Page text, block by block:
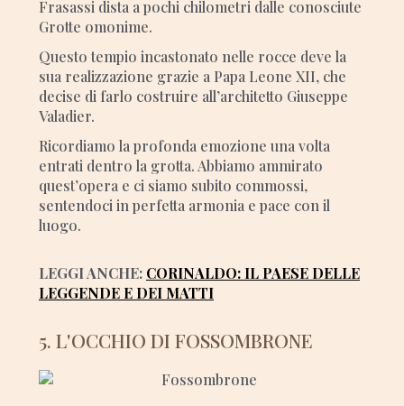
Frasassi dista a pochi chilometri dalle conosciute
Grotte omonime.
Questo tempio incastonato nelle rocce deve la
sua realizzazione grazie a Papa Leone XII, che
decise di farlo costruire all’architetto Giuseppe
Valadier.
Ricordiamo la profonda emozione una volta
entrati dentro la grotta. Abbiamo ammirato
quest’opera e ci siamo subito commossi,
sentendoci in perfetta armonia e pace con il
luogo.
LEGGI ANCHE: CORINALDO: IL PAESE DELLE
LEGGENDE E DEI MATTI
5. L'OCCHIO DI FOSSOMBRONE